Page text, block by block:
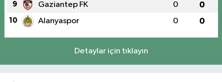
9 Gaziantep FK 0 0
10 Alanyaspor 0 0
Detaylar için tıklayın